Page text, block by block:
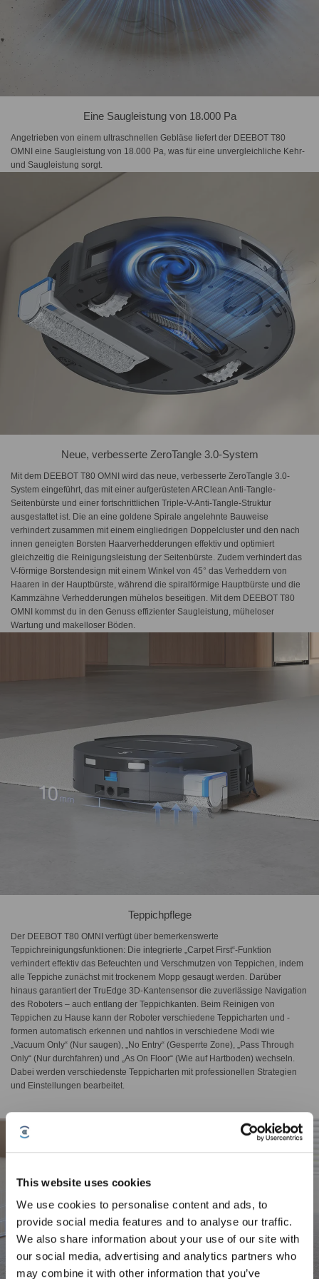
This website uses cookies
We use cookies to personalise content and ads, to
provide social media features and to analyse our traffic.
We also share information about your use of our site with
our social media, advertising and analytics partners who
may combine it with other information that you’ve
Eine Saugleistung von 18.000 Pa
Angetrieben von einem ultraschnellen Gebläse liefert der DEEBOT T80
OMNI eine Saugleistung von 18.000 Pa, was für eine unvergleichliche Kehr-
und Saugleistung sorgt.
Neue, verbesserte ZeroTangle 3.0-System
Mit dem DEEBOT T80 OMNI wird das neue, verbesserte ZeroTangle 3.0-
System eingeführt, das mit einer aufgerüsteten ARClean Anti-Tangle-
Seitenbürste und einer fortschrittlichen Triple-V-Anti-Tangle-Struktur
ausgestattet ist. Die an eine goldene Spirale angelehnte Bauweise
verhindert zusammen mit einem eingliedrigen Doppelcluster und den nach
innen geneigten Borsten Haarverhedderungen effektiv und optimiert
gleichzeitig die Reinigungsleistung der Seitenbürste. Zudem verhindert das
V-förmige Borstendesign mit einem Winkel von 45° das Verheddern von
Haaren in der Hauptbürste, während die spiralförmige Hauptbürste und die
Kammzähne Verhedderungen mühelos beseitigen. Mit dem DEEBOT T80
OMNI kommst du in den Genuss effizienter Saugleistung, müheloser
Wartung und makelloser Böden.
Teppichpflege
Der DEEBOT T80 OMNI verfügt über bemerkenswerte
Teppichreinigungsfunktionen: Die integrierte „Carpet First“-Funktion
verhindert effektiv das Befeuchten und Verschmutzen von Teppichen, indem
alle Teppiche zunächst mit trockenem Mopp gesaugt werden. Darüber
hinaus garantiert der TruEdge 3D-Kantensensor die zuverlässige Navigation
des Roboters – auch entlang der Teppichkanten. Beim Reinigen von
Teppichen zu Hause kann der Roboter verschiedene Teppicharten und -
formen automatisch erkennen und nahtlos in verschiedene Modi wie
„Vacuum Only“ (Nur saugen), „No Entry“ (Gesperrte Zone), „Pass Through
Only“ (Nur durchfahren) und „As On Floor“ (Wie auf Hartboden) wechseln.
Dabei werden verschiedenste Teppicharten mit professionellen Strategien
und Einstellungen bearbeitet.
Jetzt anmelden&3% sparen!